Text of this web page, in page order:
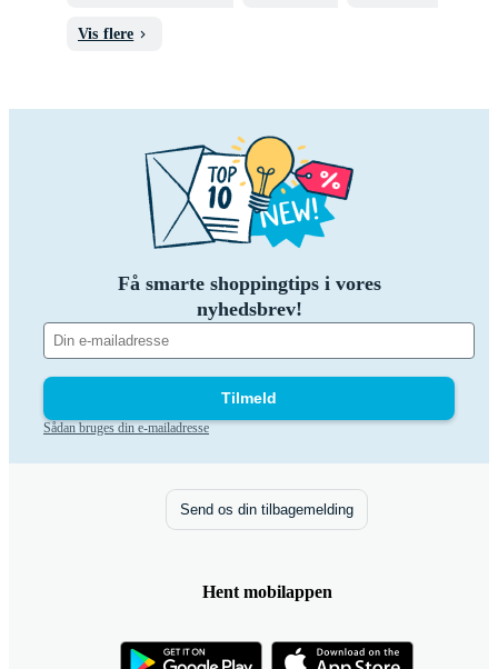
Vis flere
Få smarte shoppingtips i vores
nyhedsbrev!
Tilmeld
Sådan bruges din e-mailadresse
Send os din tilbagemelding
Hent mobilappen